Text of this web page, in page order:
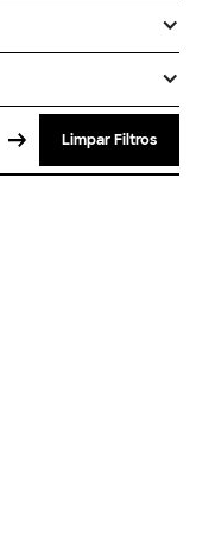
Limpar Filtros